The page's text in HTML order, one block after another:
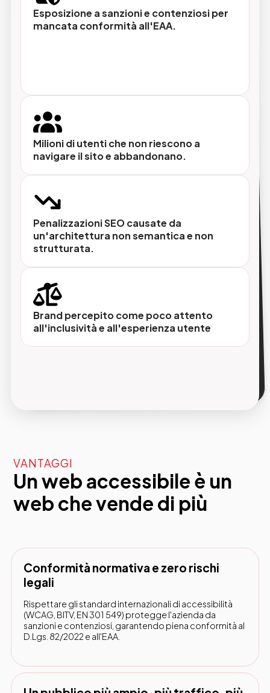
permette agli utenti di personalizzare
l'esperienza di navigazione, contrasto,
dimensione testi, navigazione da tastiera e
molto altro.
Adeguamento tecnico
Interventi mirati sull'architettura del sito per
migliorare la conformità strutturale: semantica
HTML, testi alternativi, navigazione
accessibile, gestione dei form.
Monitoraggio e aggiornamento continuo
L'accessibilità non è un intervento una
continuativo per mantenere la conformità nel
Esposizione a sanzioni e contenziosi per
mancata conformità all'EAA.
Milioni di utenti che non riescono a
navigare il sito e abbandonano.
Penalizzazioni SEO causate da
un'architettura non semantica e non
strutturata.
Brand percepito come poco attento
all'inclusività e all'esperienza utente
VANTAGGI
Un web accessibile è un
web che vende di più
Conformità normativa e zero rischi
legali
Rispettare gli standard internazionali di accessibilità
(WCAG, BITV, EN 301 549) protegge l'azienda da
sanzioni e contenziosi, garantendo piena conformità al
D.Lgs. 82/2022 e all'EAA.